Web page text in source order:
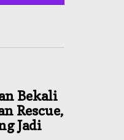
Bekali
Rescue,
Jadi